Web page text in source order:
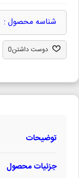
شناسه محصول :
دوست داشتن0
توضیحات
جزئیات محصول